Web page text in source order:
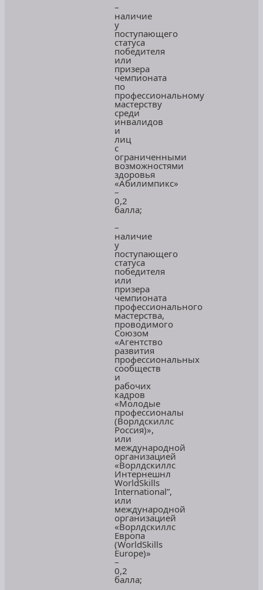
–
наличие
у
поступающего
статуса
победителя
или
призера
чемпионата
по
профессиональному
мастерству
среди
инвалидов
и
лиц
с
ограниченными
возможностями
здоровья
«Абилимпикс»
–
0,2
балла;
–
наличие
у
поступающего
статуса
победителя
или
призера
чемпионата
профессионального
мастерства,
проводимого
Союзом
«Агентство
развития
профессиональных
сообществ
и
рабочих
кадров
«Молодые
профессионалы
(Ворлдскиллс
Россия)»,
или
международной
организацией
«Ворлдскиллс
Интернешнл
WorldSkills
International”,
или
международной
организацией
«Ворлдскиллс
Европа
(WorldSkills
Еurоре)»
–
0,2
балла;